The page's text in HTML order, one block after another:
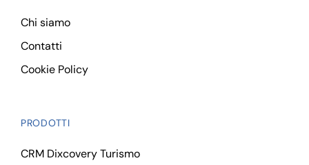
Chi siamo
Contatti
Cookie Policy
PRODOTTI
CRM Dixcovery Turismo